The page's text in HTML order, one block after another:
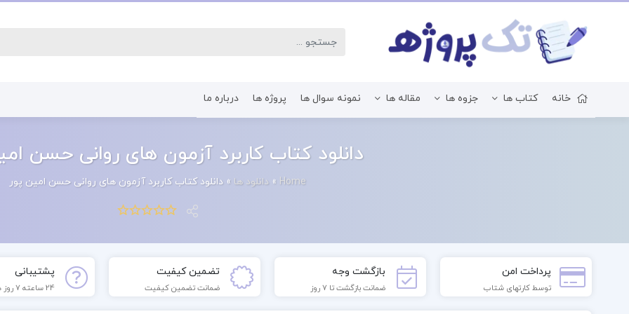
خانه کتاب ها
زبان و ادبیات فارسی کتاب رشته اقتصاد کتاب رشته
جزوه ها مقاله ها نمونه سوال ها پروژه ها درباره ما
دانلود کتاب کاربرد آزمون های روانی حسن
Home
»دانلود ها »دانلود کتاب کاربرد آزمون های روانی حسن امین پور
پرداخت امن
توسط کارتهای شتاب
بازگشت وجه
ضمانت بازگشت تا 7 روز
تضمین کیفیت
ضمانت تضمین کیفیت
پشتیبانی
24 ساعته 7 روز هفته